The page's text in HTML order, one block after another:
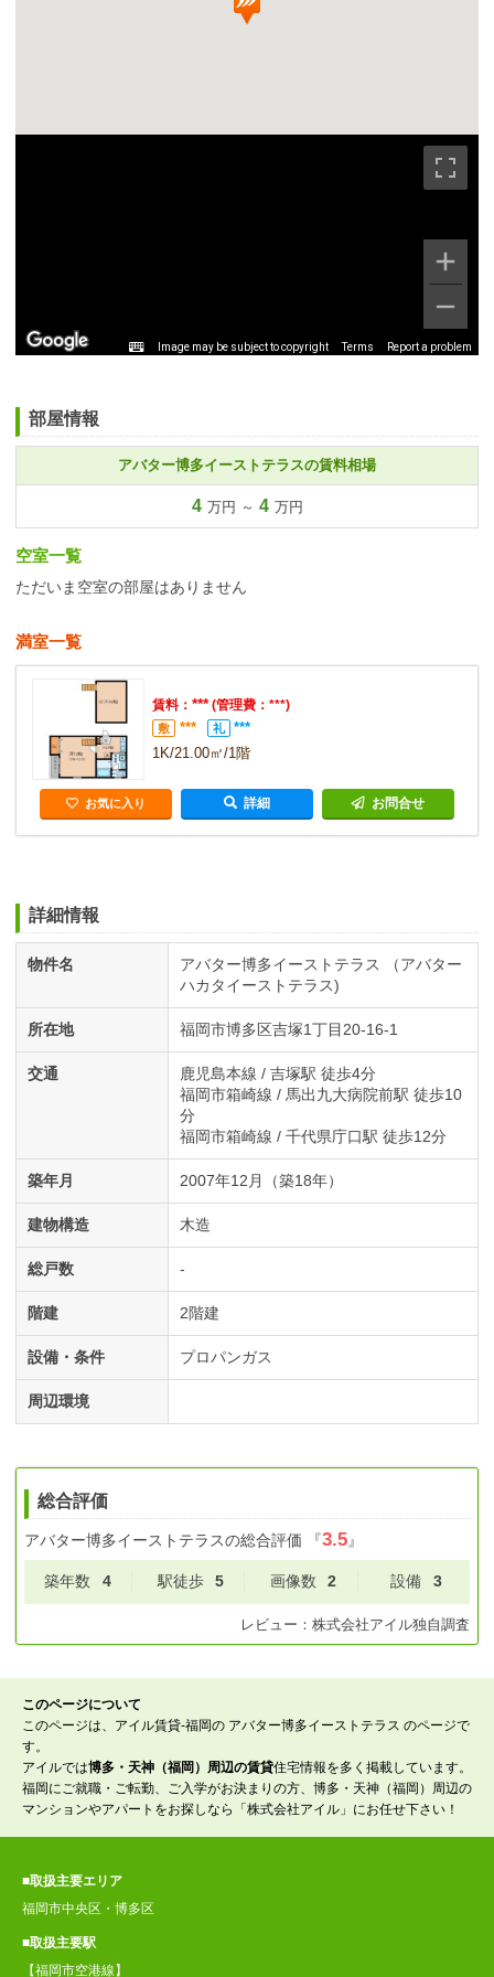
Image may be subject to copyright Terms Report a problem
部屋情報
アバター博多イーストテラスの賃料相場
4 万円 ～ 4 万円
空室一覧
ただいま空室の部屋はありません
満室一覧
賃料： ***(管理費：***)
敷 *** 礼
***
1K/21.00㎡/1階
お気に入り 詳細 お問合せ
詳細情報
物件名
アバター博多イーストテラス （アバター
ハカタイーストテラス)
所在地 福岡市博多区吉塚1丁目20-16-1
交通
鹿児島本線 / 吉塚駅 徒歩4分
福岡市箱崎線 / 馬出九大病院前駅 徒歩10
分
福岡市箱崎線 / 千代県庁口駅 徒歩12分
築年月 2007年12月（築18年）
建物構造 木造
総戸数 -
階建 2階建
設備・条件 プロパンガス
周辺環境
総合評価
アバター博多イーストテラスの総合評価 『3.5』
築年数 4 駅徒歩 5 画像数 2 設備 3
レビュー： 株式会社アイル独自調査
このページについて
このページは、アイル賃貸-福岡の アバター博多イーストテラス のページで
す。
アイルでは博多・天神（福岡）周辺の賃貸住宅情報を多く掲載しています。
福岡にご就職・ご転勤、ご入学がお決まりの方、博多・天神（福岡）周辺の
マンションやアパートをお探しなら「株式会社アイル」にお任せ下さい！
■取扱主要エリア
福岡市中央区・博多区
■取扱主要駅
【福岡市空港線】